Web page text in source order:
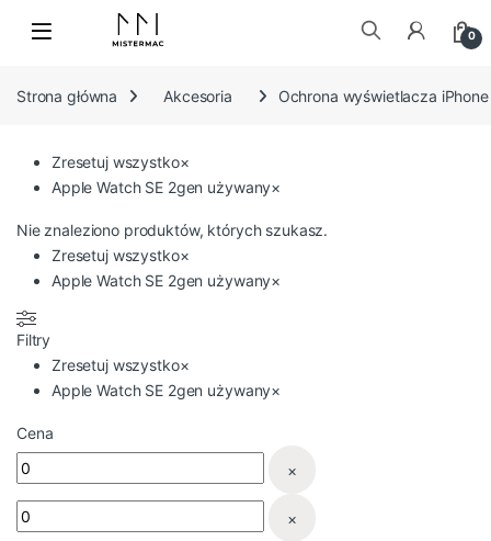
Skip to navigation
0
Strona główna
Akcesoria Ochrona wyświetlacza iPhone
Zresetuj wszystko×
Apple Watch SE 2gen używany×
Nie znaleziono produktów, których szukasz.
Zresetuj wszystko×
Apple Watch SE 2gen używany×
Filtry
Zresetuj wszystko×
Apple Watch SE 2gen używany×
Cena
×
×